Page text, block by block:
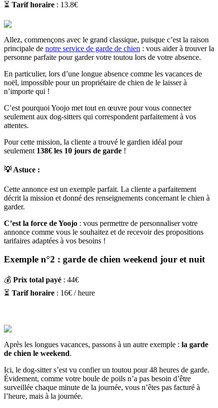
⏳ Tarif horaire : 13.8€
Allez, commençons avec le grand classique, puisque c’est la raison
principale de notre service de garde de chien : vous aider à trouver la
personne parfaite pour garder votre toutou lors de votre absence.
En particulier, lors d’une longue absence comme les vacances de
noël, impossible pour un propriétaire de chien de le laisser à
n’importe qui !
C’est pourquoi Yoojo met tout en œuvre pour vous connecter
seulement aux dog-sitters qui correspondent parfaitement à vos
attentes.
Pour cette mission, la cliente a trouvé le gardien idéal pour
seulement 138€ les 10 jours de garde !
💡 Astuce :
Cette annonce est un exemple parfait. La cliente a parfaitement
décrit la mission et donné des renseignements concernant le chien à
garder.
C’est la force de Yoojo : vous permettre de personnaliser votre
annonce comme vous le souhaitez et de recevoir des propositions
tarifaires adaptées à vos besoins !
Exemple n°2 : garde de chien weekend jour et nuit
💰 Prix total payé : 44€
⏳ Tarif horaire : 16€ / heure
Après les longues vacances, passons à un autre exemple : la garde
de chien le weekend.
Ici, le dog-sitter s’est vu confier un toutou pour 48 heures de garde.
Évidement, comme votre boule de poils n’a pas besoin d’être
surveillée chaque minute de la journée, vous n’êtes pas facturé à
l’heure, mais à la journée.